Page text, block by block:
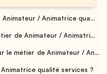
/ Animatrice qua...
de Animateur / Animatri...
le métier de Animateur / An...
qualité services ?